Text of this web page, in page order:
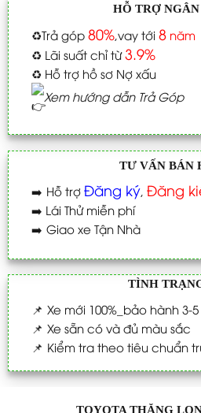
HỖ TRỢ
♻️Trả góp 80%,vay tới 8năm
♻️ Lãi suất chỉ từ3.9%
♻️ Hỗ trợ hồ sơ Nợ xấu
Xem hướng dẫn Trả Góp
TƯ VẤN BÁN
➡️ Hỗ trợ Đăng ký, Đăng
➡️ Lái Thử miễn phí
➡️ Giao xe Tận Nhà
TÌNH
📌 Xe mới 100%_bảo hành 3-
📌 Xe sẵn có và đủ màu sắc
📌 Kiểm tra theo tiêu chuẩn
TOYOTA THĂNG